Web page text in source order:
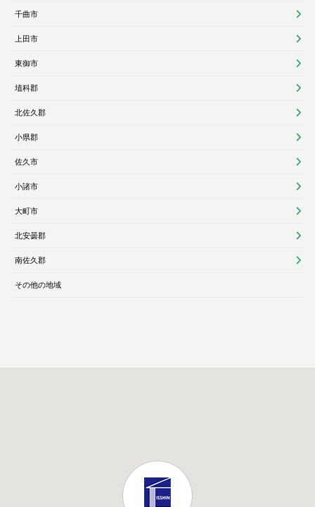
千曲市
上田市
東御市
埴科郡
北佐久郡
小県郡
佐久市
小諸市
大町市
北安曇郡
南佐久郡
その他の地域